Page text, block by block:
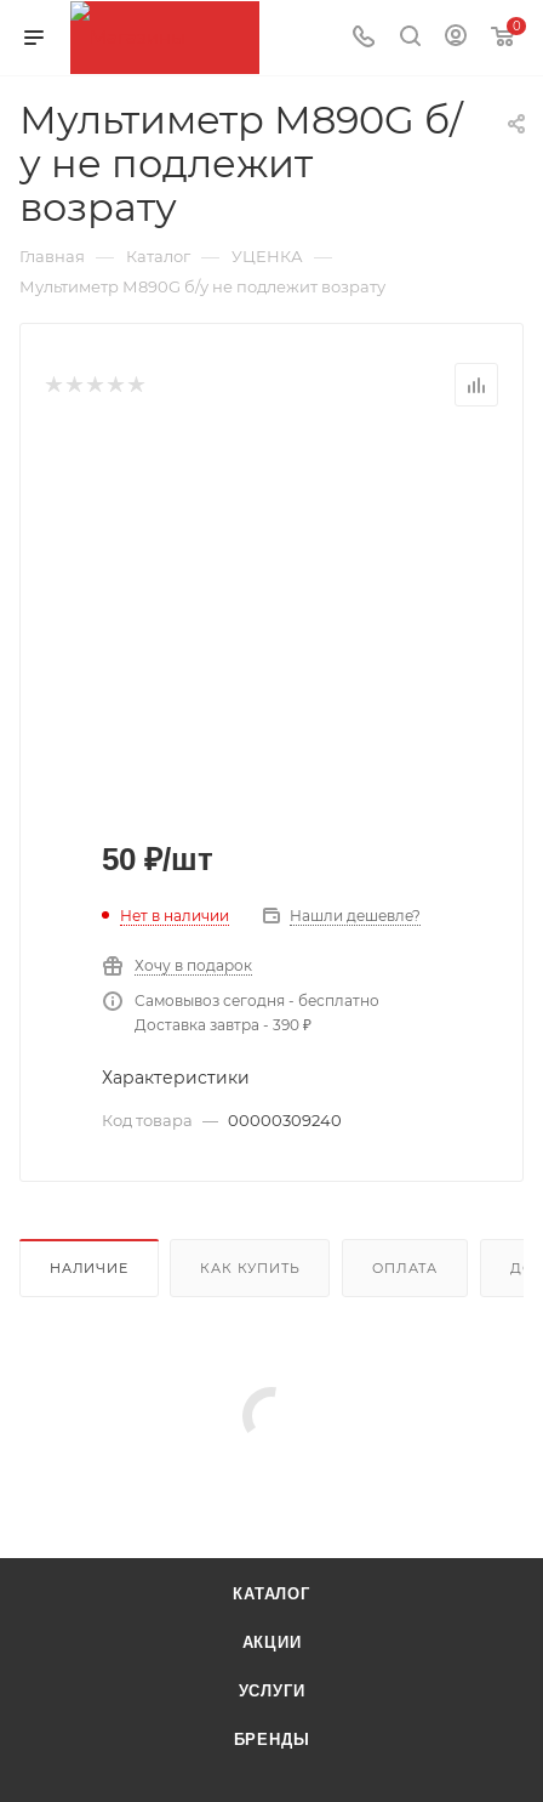
0
Мультиметр М890G б/
у не подлежит
возрату
Главная — Каталог — УЦЕНКА —
Мультиметр М890G б/у не подлежит возрату
50 ₽/шт
Нет в наличии Нашли дешевле?
Хочу в подарок
Самовывоз сегодня - бесплатно
Доставка завтра - 390 ₽
Характеристики
Код товара — 00000309240
НАЛИЧИЕ КАК КУПИТЬ ОПЛАТА
КАТАЛОГ
АКЦИИ
УСЛУГИ
БРЕНДЫ